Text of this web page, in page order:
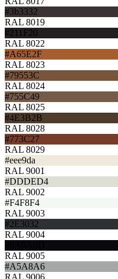
#3b3332
RAL 8019
#211F20
RAL 8022
#A65E2F
RAL 8023
#79553C
RAL 8024
#755C49
RAL 8025
#4E3B2B
RAL 8028
#773C27
RAL 8029
#eee9da
RAL 9001
#DDDED4
RAL 9002
#F4F8F4
RAL 9003
#2E3032
RAL 9004
RAL 9005
#A5A8A6
RAL 9006